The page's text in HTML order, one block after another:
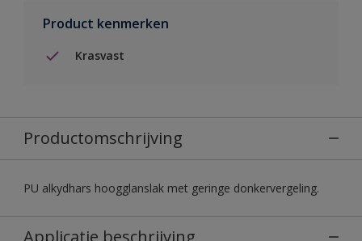
Product kenmerken
Krasvast
Productomschrijving
PU alkydhars hoogglanslak met geringe donkervergeling.
Applicatie beschrijving